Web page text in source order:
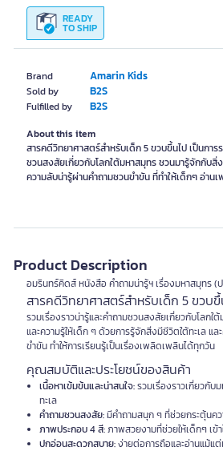
Brand Amarin Kids
Sold by B2S
Fulfilled by B2S
READY
TO SHIP
About this item
สารคดีวิทยาศาสตร์สําหรับเด็ก 5 ขวบขึ้นไป เป็นการ
ชวนสงสัยเกี่ยวกับโลกใต้มหาสมุทร ชวนมารู้จักกับสิ่
ความลับน่ารู้ผ่านคําถามชวนขำขัน ที่ทำให้เด็กๆ อ่าน
Product Description
อมรินทร์คิดส์ หนังสือ คำถามน่ารู้ฯ เรื่องมหาสมุทร (
สารคดีวิทยาศาสตร์สําหรับเด็ก 5 ขวบขึ้
รวมเรื่องราวน่ารู้และคําถามชวนสงสัยเกี่ยวกับโลก
และความรู้ให้เด็ก ๆ ด้วยการรู้จักสิ่งมีชีวิตใต้ทะเล แ
ขำขัน ทำให้การเรียนรู้เป็นเรื่องเพลิดเพลินได้ทุกวัน
คุณสมบัติและประโยชน์ของสินค้า
เนื้อหาเข้มข้นและน่าสนใจ:รวมเรื่องราวเกี่ยวกับ
ทะเล
คำถามชวนสงสัย:มีคำถามสนุก ๆ ที่ช่วยกระตุ้นค
ภาพประกอบ 4 สี:ภาพสวยงามที่ช่วยให้เด็กๆ เข้
ปกอ่อนสะดวกสบาย:ง่ายต่อการถือและอ่านแม้แ